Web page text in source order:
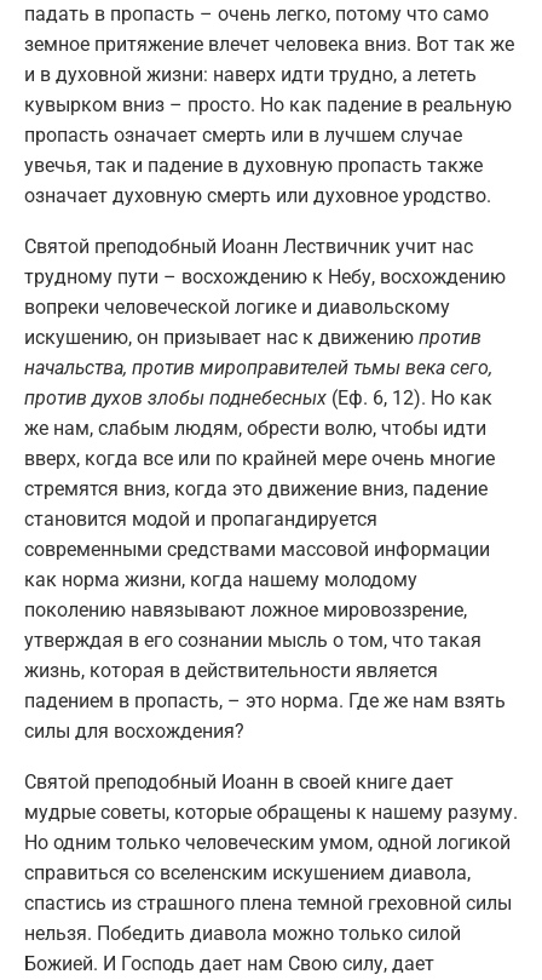
падать в пропасть – очень легко, потому что само
земное притяжение влечет человека вниз. Вот так же
и в духовной жизни: наверх идти трудно, а лететь
кувырком вниз – просто. Но как падение в реальную
пропасть означает смерть или в лучшем случае
увечья, так и падение в духовную пропасть также
означает духовную смерть или духовное уродство.
Святой преподобный Иоанн Лествичник учит нас
трудному пути – восхождению к Небу, восхождению
вопреки человеческой логике и диавольскому
искушению, он призывает нас к движению против
начальства, против мироправителей тьмы века сего,
против духов злобы поднебесных (Еф. 6, 12). Но как
же нам, слабым людям, обрести волю, чтобы идти
вверх, когда все или по крайней мере очень многие
стремятся вниз, когда это движение вниз, падение
становится модой и пропагандируется
современными средствами массовой информации
как норма жизни, когда нашему молодому
поколению навязывают ложное мировоззрение,
утверждая в его сознании мысль о том, что такая
жизнь, которая в действительности является
падением в пропасть, – это норма. Где же нам взять
силы для восхождения?
Святой преподобный Иоанн в своей книге дает
мудрые советы, которые обращены к нашему разуму.
Но одним только человеческим умом, одной логикой
справиться со вселенским искушением диавола,
спастись из страшного плена темной греховной силы
нельзя. Победить диавола можно только силой
Божией. И Господь дает нам Свою силу, дает